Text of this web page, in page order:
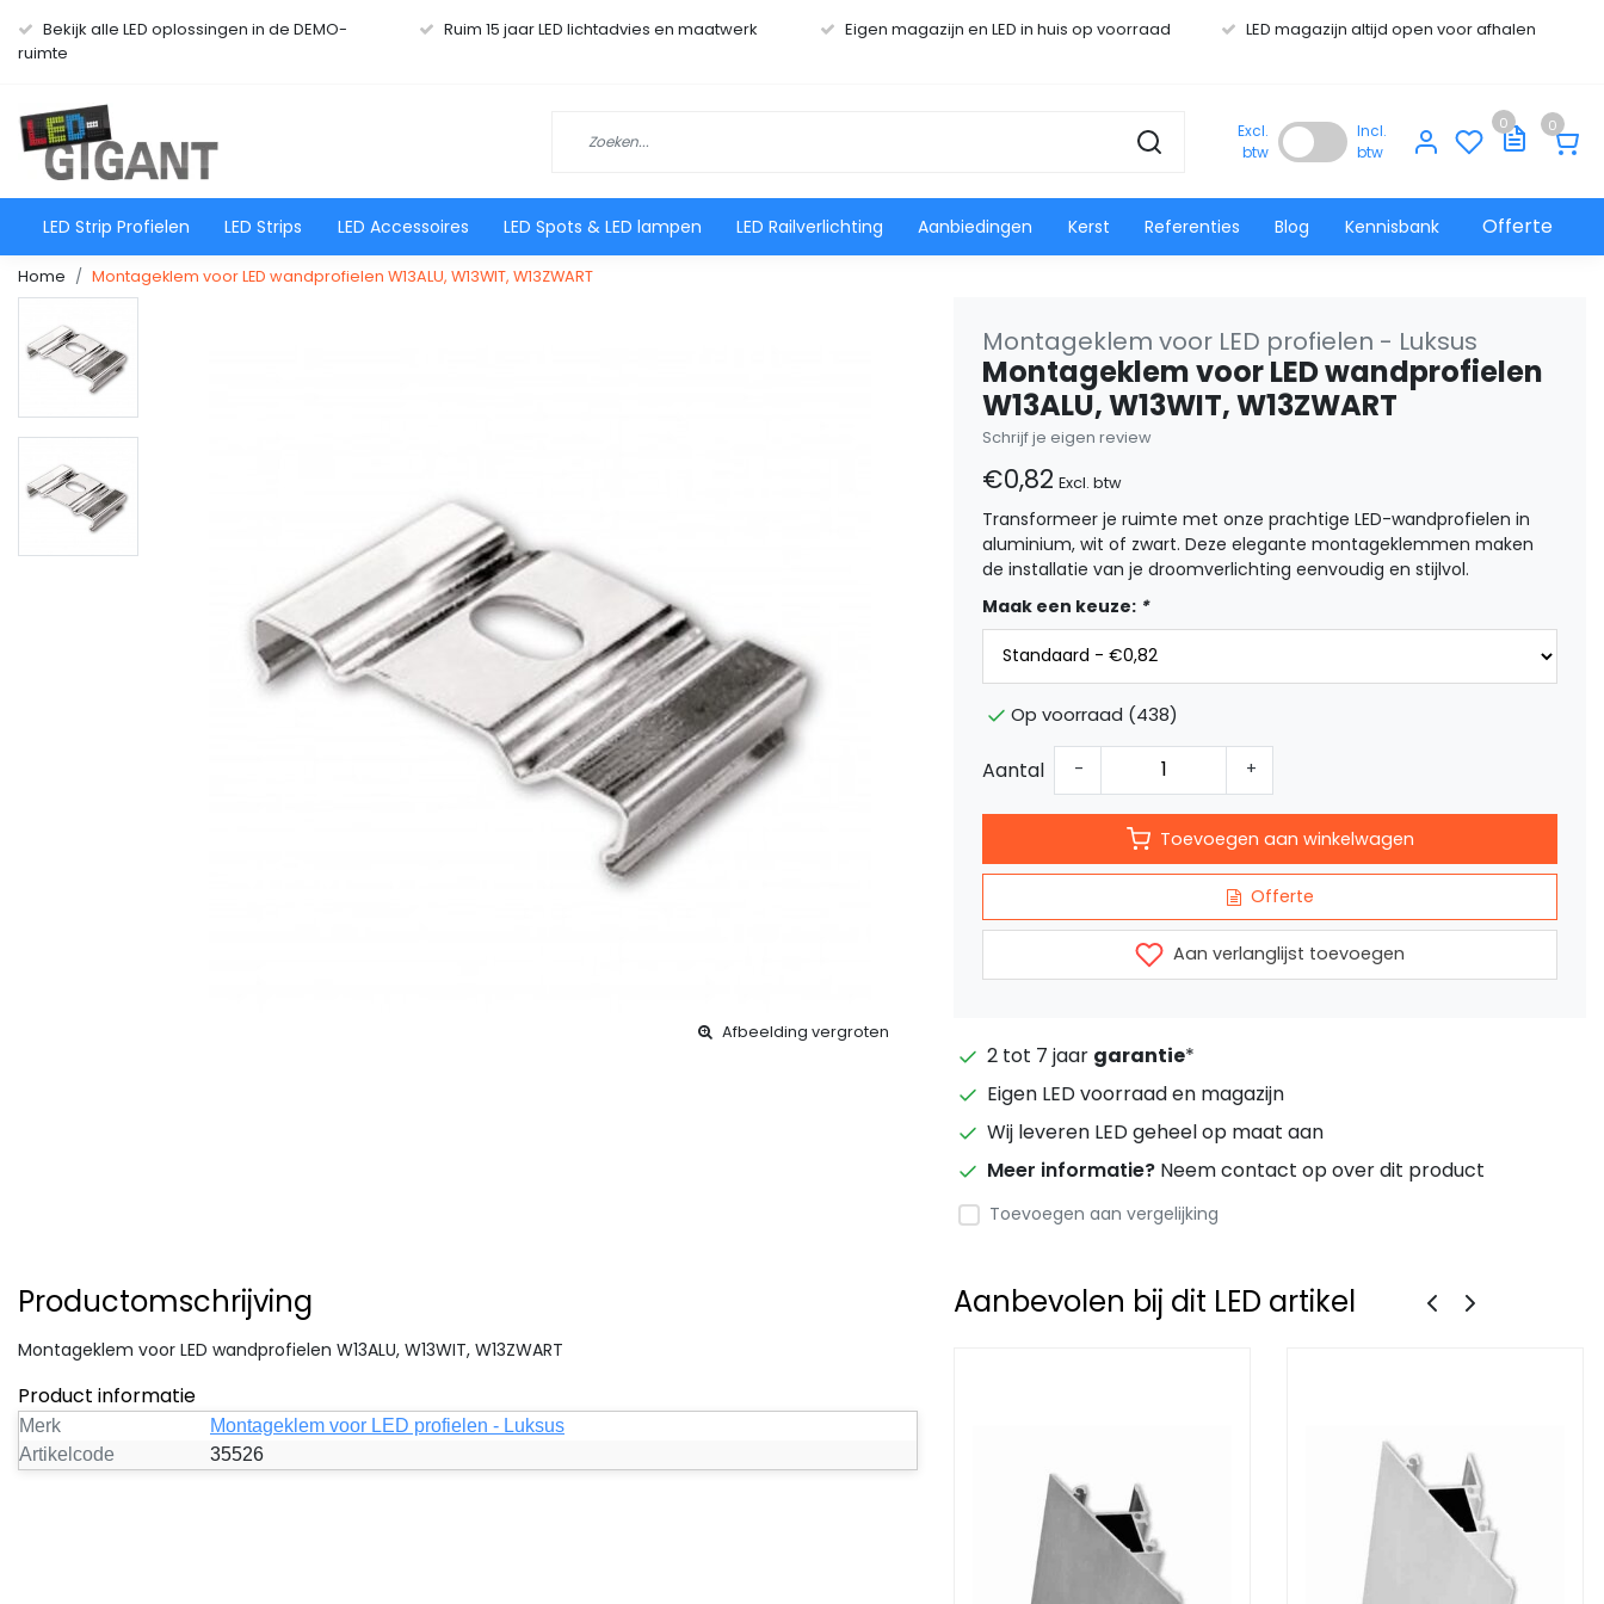
Bekijk alle LED oplossingen in de DEMO-
ruimte
Ruim 15 jaar LED lichtadvies en maatwerk Eigen magazijn en LED in huis op voorraad LED magazijn altijd open voor afhalen
Excl.
btw
Incl.
btw
0 0
LED Strip Profielen LED Strips LED Accessoires LED Spots & LED lampen LED Railverlichting Aanbiedingen Kerst Referenties Blog Kennisbank Offerte
Home Montageklem voor LED wandprofielen W13ALU, W13WIT, W13ZWART
Afbeelding vergroten
Montageklem voor LED profielen - Luksus
Montageklem voor LED wandprofielen
W13ALU, W13WIT, W13ZWART
Schrijf je eigen review
€0,82 Excl. btw
Transformeer je ruimte met onze prachtige LED-wandprofielen in
aluminium, wit of zwart. Deze elegante montageklemmen maken
de installatie van je droomverlichting eenvoudig en stijlvol.
Maak een keuze: *
Op voorraad (438)
Aantal - +
Toevoegen aan winkelwagen
Offerte
Aan verlanglijst toevoegen
2 tot 7 jaar garantie*
Eigen LED voorraad en magazijn
Wij leveren LED geheel op maat aan
Meer informatie? Neem contact op over dit product
Toevoegen aan vergelijking
Productomschrijving
Montageklem voor LED wandprofielen W13ALU, W13WIT, W13ZWART
Product informatie
Merk
Montageklem voor LED profielen - Luksus
Artikelcode
35526
Aanbevolen bij dit LED artikel